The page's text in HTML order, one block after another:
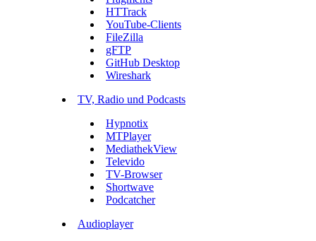
HTTrack
YouTube-Clients
FileZilla
gFTP
GitHub Desktop
Wireshark
TV, Radio und Podcasts
Hypnotix
MTPlayer
MediathekView
Televido
TV-Browser
Shortwave
Podcatcher
Audioplayer